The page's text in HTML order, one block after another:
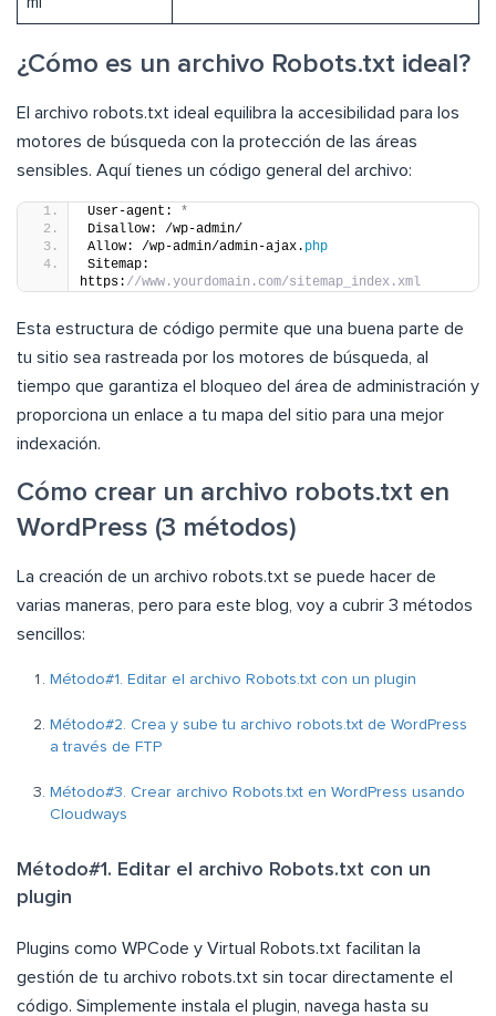
¿Cómo es un archivo Robots.txt ideal?
El archivo robots.txt ideal equilibra la accesibilidad para los
motores de búsqueda con la protección de las áreas
sensibles. Aquí tienes un código general del archivo:
User-agent: *
Disallow: /wp-admin/
Allow: /wp-admin/admin-ajax. php
Sitemap:
https: //www.yourdomain.com/sitemap_index.xml
Esta estructura de código permite que una buena parte de
tu sitio sea rastreada por los motores de búsqueda, al
tiempo que garantiza el bloqueo del área de administración y
proporciona un enlace a tu mapa del sitio para una mejor
indexación.
Cómo crear un archivo robots.txt en
WordPress (3 métodos)
La creación de un archivo robots.txt se puede hacer de
varias maneras, pero para este blog, voy a cubrir 3 métodos
sencillos:
Método#1. Editar el archivo Robots.txt con un plugin
Método#2. Crea y sube tu archivo robots.txt de WordPress
a través de FTP
Método#3. Crear archivo Robots.txt en WordPress usando
Cloudways
Método#1. Editar el archivo Robots.txt con un
plugin
Plugins como WPCode y Virtual Robots.txt facilitan la
gestión de tu archivo robots.txt sin tocar directamente el
código. Simplemente instala el plugin, navega hasta su